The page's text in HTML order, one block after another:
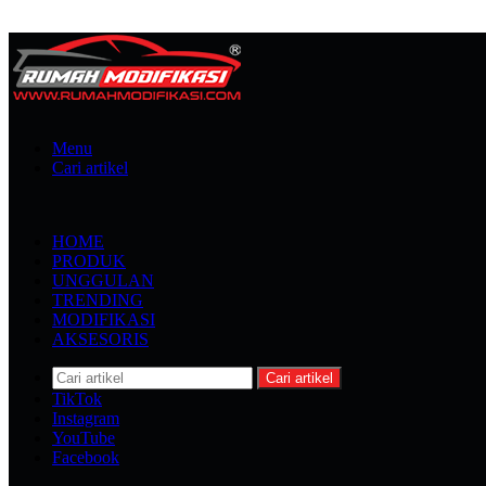
Menu
Cari artikel
HOME
PRODUK
UNGGULAN
TRENDING
MODIFIKASI
AKSESORIS
Cari artikel
TikTok
Instagram
YouTube
Facebook